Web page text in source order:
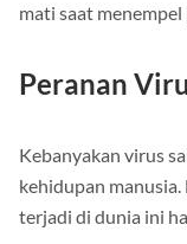
mati saat menempel
Peranan
Kebanyakan virus
kehidupan
terjadi di dunia ini